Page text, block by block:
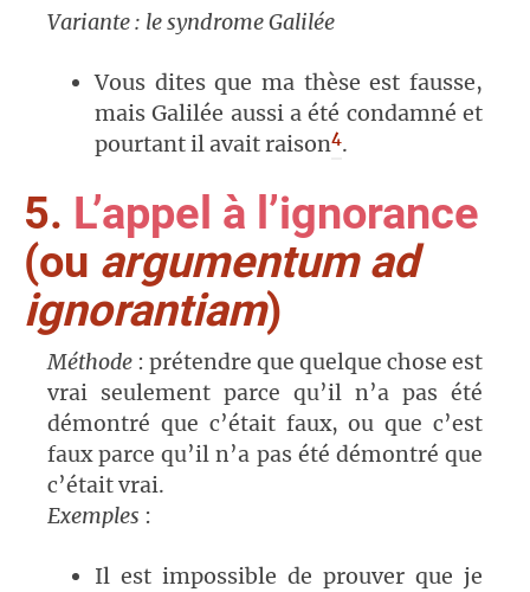
Variante : le syndrome Galilée
Vous dites que ma thèse est fausse,
mais Galilée aussi a été condamné et
pourtant il avait raison4.
5. L’appel à l’ignorance
(ou argumentum ad
ignorantiam)
Méthode : prétendre que quelque chose est
vrai seulement parce qu’il n’a pas été
démontré que c’était faux, ou que c’est
faux parce qu’il n’a pas été démontré que
c’était vrai.
Exemples :
Il est impossible de prouver que je